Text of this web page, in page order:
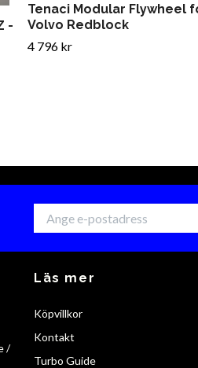
-
Tenaci Modular Flywheel
Volvo Redblock
4 796 kr
/
Läs mer
Köpvillkor
Kontakt
Turbo Guide